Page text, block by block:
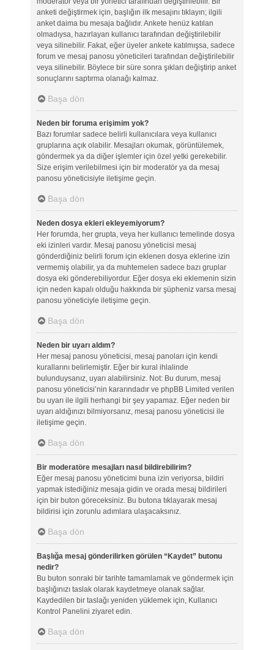
anketi değiştirmek için, başlığın ilk mesajını tıklayın; ilgili
anket daima bu mesaja bağlıdır. Ankete henüz katılan
olmadıysa, hazırlayan kullanıcı tarafından değiştirilebilir
veya silinebilir. Fakat, eğer üyeler ankete katılmışsa, sadece
forum ve mesaj panosu yöneticileri tarafından değiştirilebilir
veya silinebilir. Böylece bir süre sonra şıkları değiştirip anket
sonuçlarını saptırma olanağı kalmaz.
Başa dön
Neden bir foruma erişimim yok?
Bazı forumlar sadece belirli kullanıcılara veya kullanıcı
gruplarına açık olabilir. Mesajları okumak, görüntülemek,
göndermek ya da diğer işlemler için özel yetki gerekebilir.
Size erişim verilebilmesi için bir moderatör ya da mesaj
panosu yöneticisiyle iletişime geçin.
Başa dön
Neden dosya ekleri ekleyemiyorum?
Her forumda, her grupta, veya her kullanıcı temelinde dosya
eki izinleri vardır. Mesaj panosu yöneticisi mesaj
gönderdiğiniz belirli forum için eklenen dosya eklerine izin
vermemiş olabilir, ya da muhtemelen sadece bazı gruplar
dosya eki gönderebiliyordur. Eğer dosya eki eklemenin sizin
için neden kapalı olduğu hakkında bir şüpheniz varsa mesaj
panosu yöneticiyle iletişime geçin.
Başa dön
Neden bir uyarı aldım?
Her mesaj panosu yöneticisi, mesaj panoları için kendi
kurallarını belirlemiştir. Eğer bir kural ihlalinde
bulunduysanız, uyarı alabilirsiniz. Not: Bu durum, mesaj
panosu yöneticisi’nin kararındadır ve phpBB Limited verilen
bu uyarı ile ilgili herhangi bir şey yapamaz. Eğer neden bir
uyarı aldığınızı bilmiyorsanız, mesaj panosu yöneticisi ile
iletişime geçin.
Başa dön
Bir moderatöre mesajları nasıl bildirebilirim?
Eğer mesaj panosu yöneticimi buna izin veriyorsa, bildiri
yapmak istediğiniz mesaja gidin ve orada mesaj bildirileri
için bir buton göreceksiniz. Bu butona tıklayarak mesaj
bildirisi için zorunlu adımlara ulaşacaksınız.
Başa dön
Başlığa mesaj gönderilirken görülen “Kaydet” butonu
nedir?
Bu buton sonraki bir tarihte tamamlamak ve göndermek için
başlığınızı taslak olarak kaydetmeye olanak sağlar.
Kaydedilen bir taslağı yeniden yüklemek için, Kullanıcı
Kontrol Panelini ziyaret edin.
Başa dön